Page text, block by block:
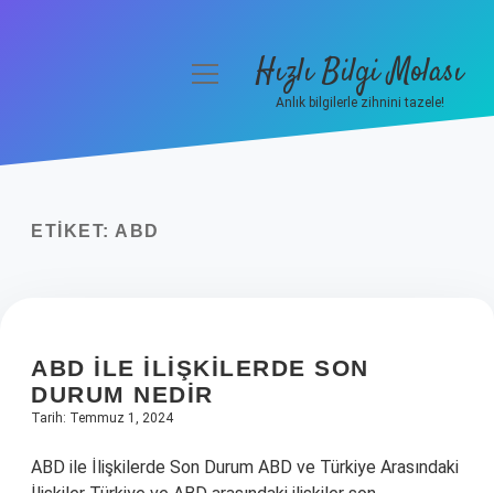
Yasal Uyarı
menüyüHızlı Bilgi Molası
Anlık bilgilerle zihnini tazele!
ETIKET: ABD
ABD ILE ILIŞKILERDE SON
DURUM NEDIR
Tarih: Temmuz 1, 2024
ABD ile İlişkilerde Son Durum ABD ve Türkiye Arasındaki